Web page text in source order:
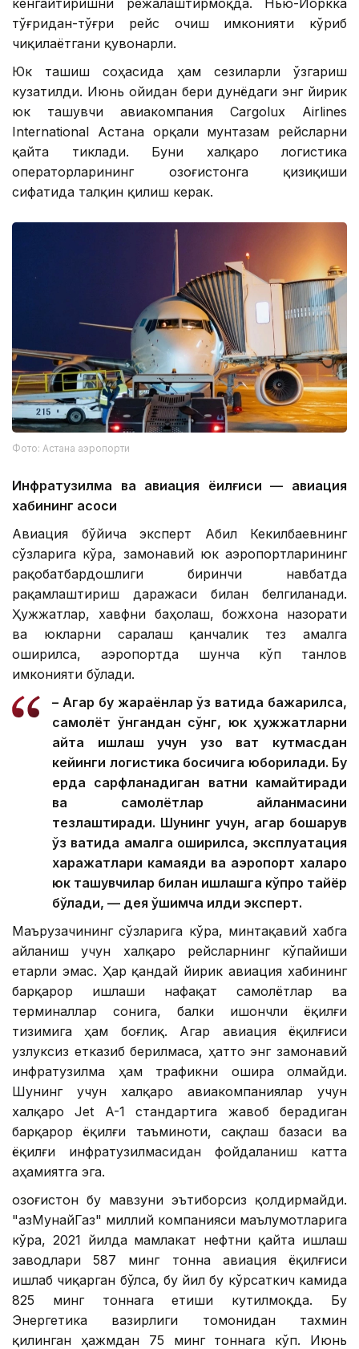
кенгайтиришни режалаштирмоқда. Нью-Йоркка
тўғридан-тўғри рейс очиш имконияти кўриб
чиқилаётгани қувонарли.
Юк ташиш соҳасида ҳам сезиларли ўзгариш
кузатилди. Июнь ойидан бери дунёдаги энг йирик
юк ташувчи авиакомпания Cargolux Airlines
International Астана орқали мунтазам рейсларни
қайта тиклади. Буни халқаро логистика
операторларининг Қозоғистонга қизиқиши
сифатида талқин қилиш керак.
Фото: Астана аэропорти
Инфратузилма ва авиация ёқилғиси — авиация
хабининг асоси
Авиация бўйича эксперт Абил Кекилбаевнинг
сўзларига кўра, замонавий юк аэропортларининг
рақобатбардошлиги биринчи навбатда
рақамлаштириш даражаси билан белгиланади.
Ҳужжатлар, хавфни баҳолаш, божхона назорати
ва юкларни саралаш қанчалик тез амалга
оширилса, аэропортда шунча кўп танлов
имконияти бўлади.
– Агар бу жараёнлар ўз вақтида бажарилса,
самолёт қўнгандан сўнг, юк ҳужжатларни
қайта ишлаш учун узоқ вақт кутмасдан
кейинги логистика босқичига юборилади. Бу
ерда сарфланадиган вақтни камайтиради
ва самолётлар айланмасини
тезлаштиради. Шунинг учун, агар бошқарув
ўз вақтида амалга оширилса, эксплуатация
харажатлари камаяди ва аэропорт халқаро
юк ташувчилар билан ишлашга кўпроқ тайёр
бўлади, — дея қўшимча қилди эксперт.
Маърузачининг сўзларига кўра, минтақавий хабга
айланиш учун халқаро рейсларнинг кўпайиши
етарли эмас. Ҳар қандай йирик авиация хабининг
барқарор ишлаши нафақат самолётлар ва
терминаллар сонига, балки ишончли ёқилғи
тизимига ҳам боғлиқ. Агар авиация ёқилғиси
узлуксиз етказиб берилмаса, ҳатто энг замонавий
инфратузилма ҳам трафикни ошира олмайди.
Шунинг учун халқаро авиакомпаниялар учун
халқаро Jet A-1 стандартига жавоб берадиган
барқарор ёқилғи таъминоти, сақлаш базаси ва
ёқилғи инфратузилмасидан фойдаланиш катта
аҳамиятга эга.
Қозоғистон бу мавзуни эътиборсиз қолдирмайди.
"ҚазМунайГаз" миллий компанияси маълумотларига
кўра, 2021 йилда мамлакат нефтни қайта ишлаш
заводлари 587 минг тонна авиация ёқилғиси
ишлаб чиқарган бўлса, бу йил бу кўрсаткич камида
825 минг тоннага етиши кутилмоқда. Бу
Энергетика вазирлиги томонидан тахмин
қилинган ҳажмдан 75 минг тоннага кўп. Июнь